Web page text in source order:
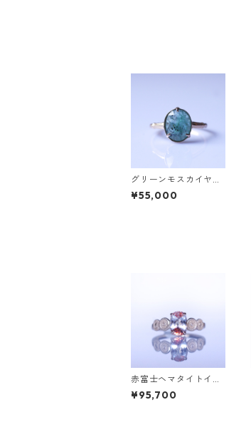
グリーンモスカイヤナ
イト K10リング TRIJE
（トリジェ）
¥55,000
赤富士ヘマタイトイン
クォーツK10リング D
AHMA(ダーマ)[D052]
¥95,700